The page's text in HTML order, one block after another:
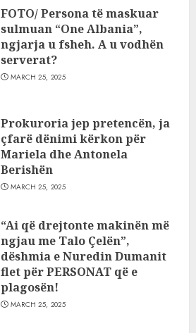
FOTO/ Persona të maskuar
sulmuan “One Albania”,
ngjarja u fsheh. A u vodhën
serverat?
MARCH 25, 2025
Prokuroria jep pretencën, ja
çfarë dënimi kërkon për
Mariela dhe Antonela
Berishën
MARCH 25, 2025
“Ai që drejtonte makinën më
ngjau me Talo Çelën”,
dëshmia e Nuredin Dumanit
flet për PERSONAT që e
plagosën!
MARCH 25, 2025